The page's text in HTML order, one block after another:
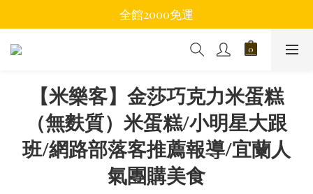
全館2000免運
【米樂客】金莎巧克力米蛋糕
（無麩質）米蛋糕/小明星大跟
班/網路部落客推薦報導/宜蘭人
氣團購美食